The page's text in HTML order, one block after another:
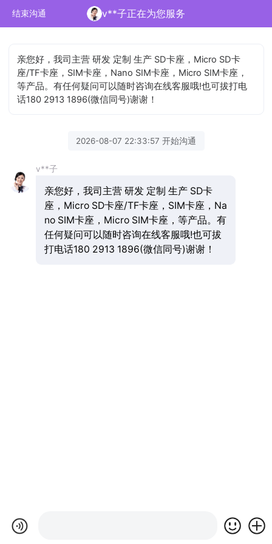
结束沟通 v**子正在为您服务
亲您好，我司主营 研发 定制 生产 SD卡座，Micro SD卡
座/TF卡座，SIM卡座，Nano SIM卡座，Micro SIM卡座，
等产品。有任何疑问可以随时咨询在线客服哦!也可拔打电
话180 2913 1896(微信同号)谢谢！
2026-08-07 22:33:57 开始沟通
v**子
亲您好，我司主营 研发 定制 生产 SD卡
座，Micro SD卡座/TF卡座，SIM卡座，Na
no SIM卡座，Micro SIM卡座，等产品。有
任何疑问可以随时咨询在线客服哦!也可拔
打电话180 2913 1896(微信同号)谢谢！